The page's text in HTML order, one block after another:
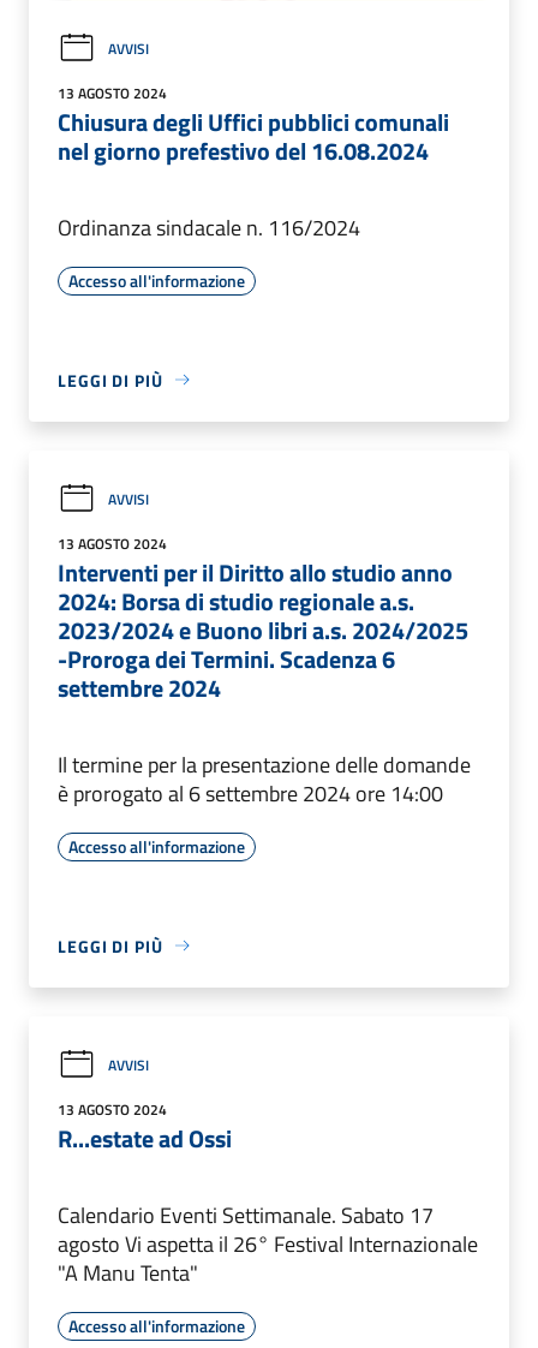
AVVISI
13 AGOSTO 2024
Chiusura degli Uffici pubblici comunali
nel giorno prefestivo del 16.08.2024
Ordinanza sindacale n. 116/2024
Accesso all'informazione
LEGGI DI PIÙ
AVVISI
13 AGOSTO 2024
Interventi per il Diritto allo studio anno
2024: Borsa di studio regionale a.s.
2023/2024 e Buono libri a.s. 2024/2025
-Proroga dei Termini. Scadenza 6
settembre 2024
Il termine per la presentazione delle domande
è prorogato al 6 settembre 2024 ore 14:00
Accesso all'informazione
LEGGI DI PIÙ
AVVISI
13 AGOSTO 2024
R...estate ad Ossi
Calendario Eventi Settimanale. Sabato 17
agosto Vi aspetta il 26° Festival Internazionale
"A Manu Tenta"
Accesso all'informazione